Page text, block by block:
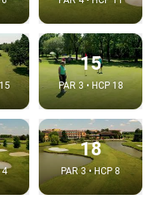
15
PAR 3 • HCP 18
4
18
PAR 3 • HCP 8